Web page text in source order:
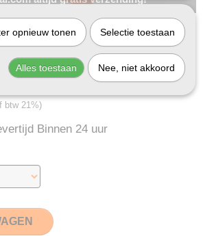
Epson 33XL
btw 21%)
Binnen 24 uur
opnieuw tonen Selectie toestaan
Alles toestaan Nee, niet akkoord